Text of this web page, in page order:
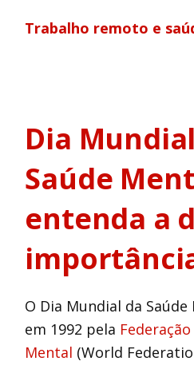
Trabalho remoto e
Dia
Saúde
entenda a
O Dia Mundial da
em 1992 pela
Mental (World